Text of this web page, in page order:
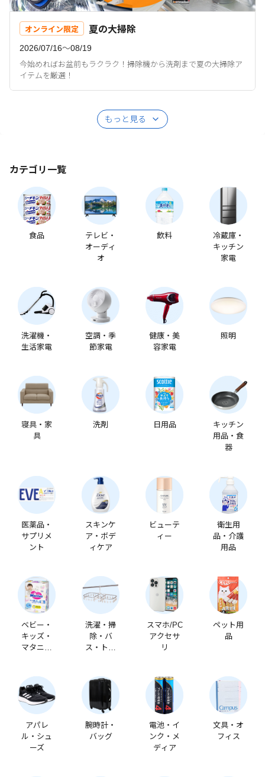
オンライン限定 夏の大掃除
2026/07/16〜08/19
今始めればお盆前もラクラク！掃除機から洗剤まで夏の大掃除ア
イテムを厳選！
もっと見る
カテゴリ一覧
食品
テレビ・
オーディ
オ
飲料
冷蔵庫・
キッチン
家電
洗濯機・
生活家電
空調・季
節家電
健康・美
容家電
照明
寝具・家
具
洗剤 日用品
キッチン
用品・食
器
医薬品・
サプリメ
ント
スキンケ
ア・ボデ
ィケア
ビューテ
ィー
衛生用
品・介護
用品
ベビー・
キッズ・
マタニテ
洗濯・掃
除・バ
ス・トイ
スマホ/PC
アクセサ
リ
ペット用
品
アパレ
ル・シュ
ーズ
腕時計・
バッグ
電池・イ
ンク・メ
ディア
文具・オ
フィス